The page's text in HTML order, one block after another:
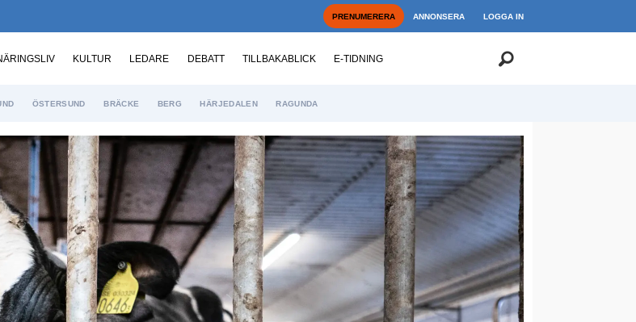
PRENUMERERA ANNONSERA LOGGA IN
KULTUR LEDARE DEBATT TILLBAKABLICK E-TIDNING
ÖSTERSUND BRÄCKE BERG HÄRJEDALEN RAGUNDA